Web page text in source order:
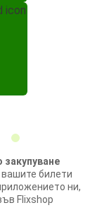
закупуване
билети
ни,
Flixshop